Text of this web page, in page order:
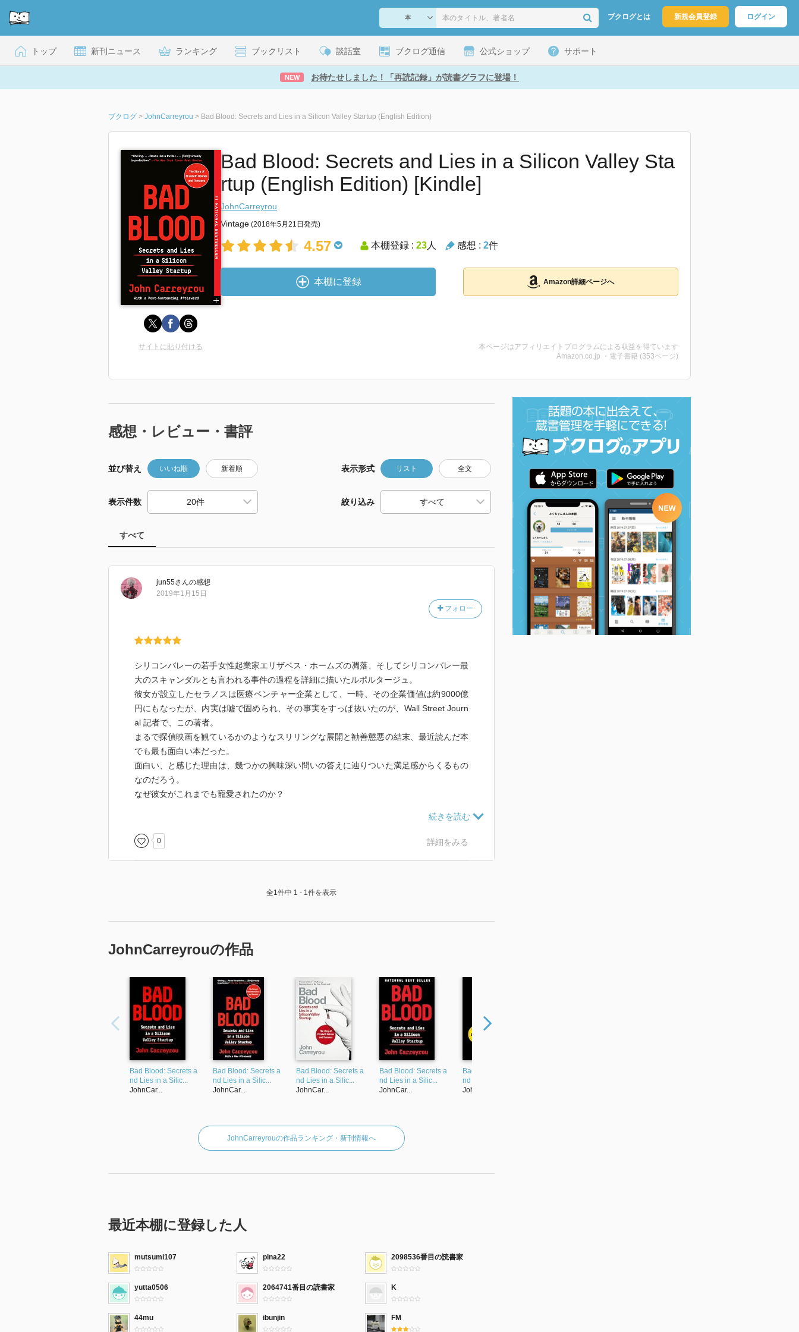
ブクログとは 新規会員登録 ログイン
トップ 新刊ニュース ランキング ブックリスト 談話室 ブクログ通信 公式ショップ サポート
NEW お待たせしました！「再読記録」が読書グラフに登場！
ブクログ > JohnCarreyrou > Bad Blood: Secrets and Lies in a Silicon Valley Startup (English Edition)
Bad Blood: Secrets and Lies in a Silicon Valley Sta
rtup (English Edition) [Kindle]
JohnCarreyrou
Vintage (2018年5月21日発売)
4.57 本棚登録 : 23人 感想 : 2件
本棚に登録 Amazon詳細ページへ
サイトに貼り付ける
本ページはアフィリエイトプログラムによる収益を得ています
Amazon.co.jp ・電子書籍 (353ページ)
感想・レビュー・書評
並び替え いいね順 新着順 表示形式 リスト 全文
表示件数 絞り込み
すべて
jun55さんの感想
フォロー
2019年1月15日
シリコンバレーの若手女性起業家エリザベス・ホームズの凋落、そしてシリコンバレー最
大のスキャンダルとも言われる事件の過程を詳細に描いたルポルタージュ。
彼女が設立したセラノスは医療ベンチャー企業として、一時、その企業価値は約9000億
円にもなったが、内実は嘘で固められ、その事実をすっぱ抜いたのが、Wall Street Journ
al 記者で、この著者。
まるで探偵映画を観ているかのようなスリリングな展開と勧善懲悪の結末、最近読んだ本
でも最も面白い本だった。
面白い、と感じた理由は、幾つかの興味深い問いの答えに辿りついた満足感からくるもの
なのだろう。
なぜ彼女がこれまでも寵愛されたのか？
失敗する企業カルチャーとは？
メディアの意義とは？
0 詳細をみる
全1件中 1 - 1件を表示
JohnCarreyrouの作品
Bad Blood: Secrets a
nd Lies in a Silic...
JohnCar...
Bad Blood: Secrets a
nd Lies in a Silic...
JohnCar...
Bad Blood: Secrets a
nd Lies in a Silic...
JohnCar...
Bad Blood: Secrets a
nd Lies in a Silic...
JohnCar...
Bad Blood: Secrets a
nd Lies in a Silic...
JohnCar...
JohnCarreyrouの作品ランキング・新刊情報へ
最近本棚に登録した人
mutsumi107 pina22 2098536番目の読書家
yutta0506 2064741番目の読書家 K
44mu ibunjin FM